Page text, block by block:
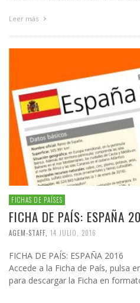
Leer más
FICHAS DE PAÍSES
FICHA DE PAÍS: ESPAÑA
AGEM-STAFF 14 JULIO, 2016
FICHA DE PAÍS: ESPAÑA 2016
Accede a la Ficha de País, pulsa
para descargar la Ficha en